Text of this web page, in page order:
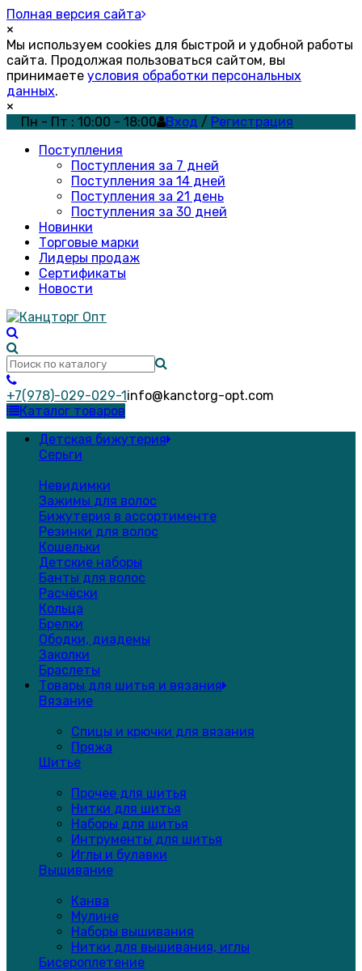
Полная версия сайта
×
Мы используем cookies для быстрой и удобной работы
сайта. Продолжая пользоваться сайтом, вы
принимаете условия обработки персональных
данных.
×
Пн - Пт : 10:00 - 18:00
Вход / Регистрация
Поступления
Поступления за 7 дней
Поступления за 14 дней
Поступления за 21 день
Поступления за 30 дней
Новинки
Торговые марки
Лидеры продаж
Сертификаты
Новости
+7(978)-029-029-1info@kanctorg-opt.com
Каталог товаров
Детская бижутерия
Серьги
Невидимки
Зажимы для волос
Бижутерия в ассортименте
Резинки для волос
Кошельки
Детские наборы
Банты для волос
Расчёски
Кольца
Брелки
Ободки, диадемы
Заколки
Браслеты
Товары для шитья и вязания
Вязание
Спицы и крючки для вязания
Пряжа
Шитье
Прочее для шитья
Нитки для шитья
Наборы для шитья
Интрументы для шитья
Иглы и булавки
Вышивание
Канва
Мулине
Наборы вышивания
Нитки для вышивания, иглы
Бисероплетение